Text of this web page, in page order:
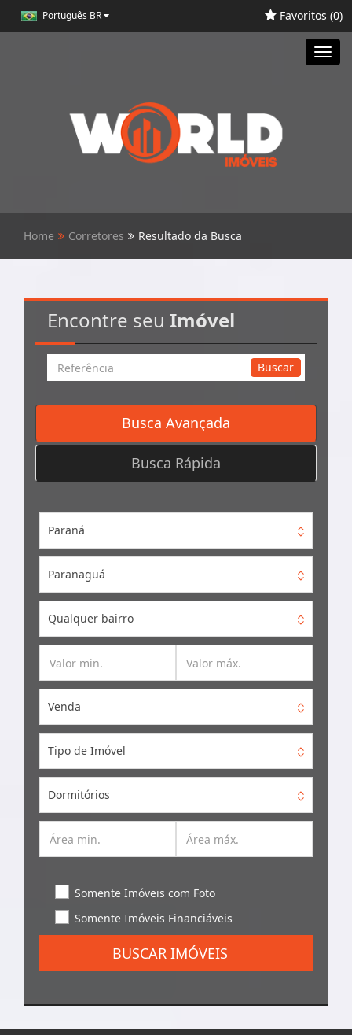
Português BR Favoritos (0)
Home Corretores Resultado da Busca
Encontre seu Imóvel
Busca
por
Buscar
Busca Avançada
Busca Rápida
Paraná
Paranaguá
Qualquer bairro
Venda
Tipo de Imóvel
Dormitórios
Somente Imóveis com Foto
Somente Imóveis Financiáveis
BUSCAR IMÓVEIS